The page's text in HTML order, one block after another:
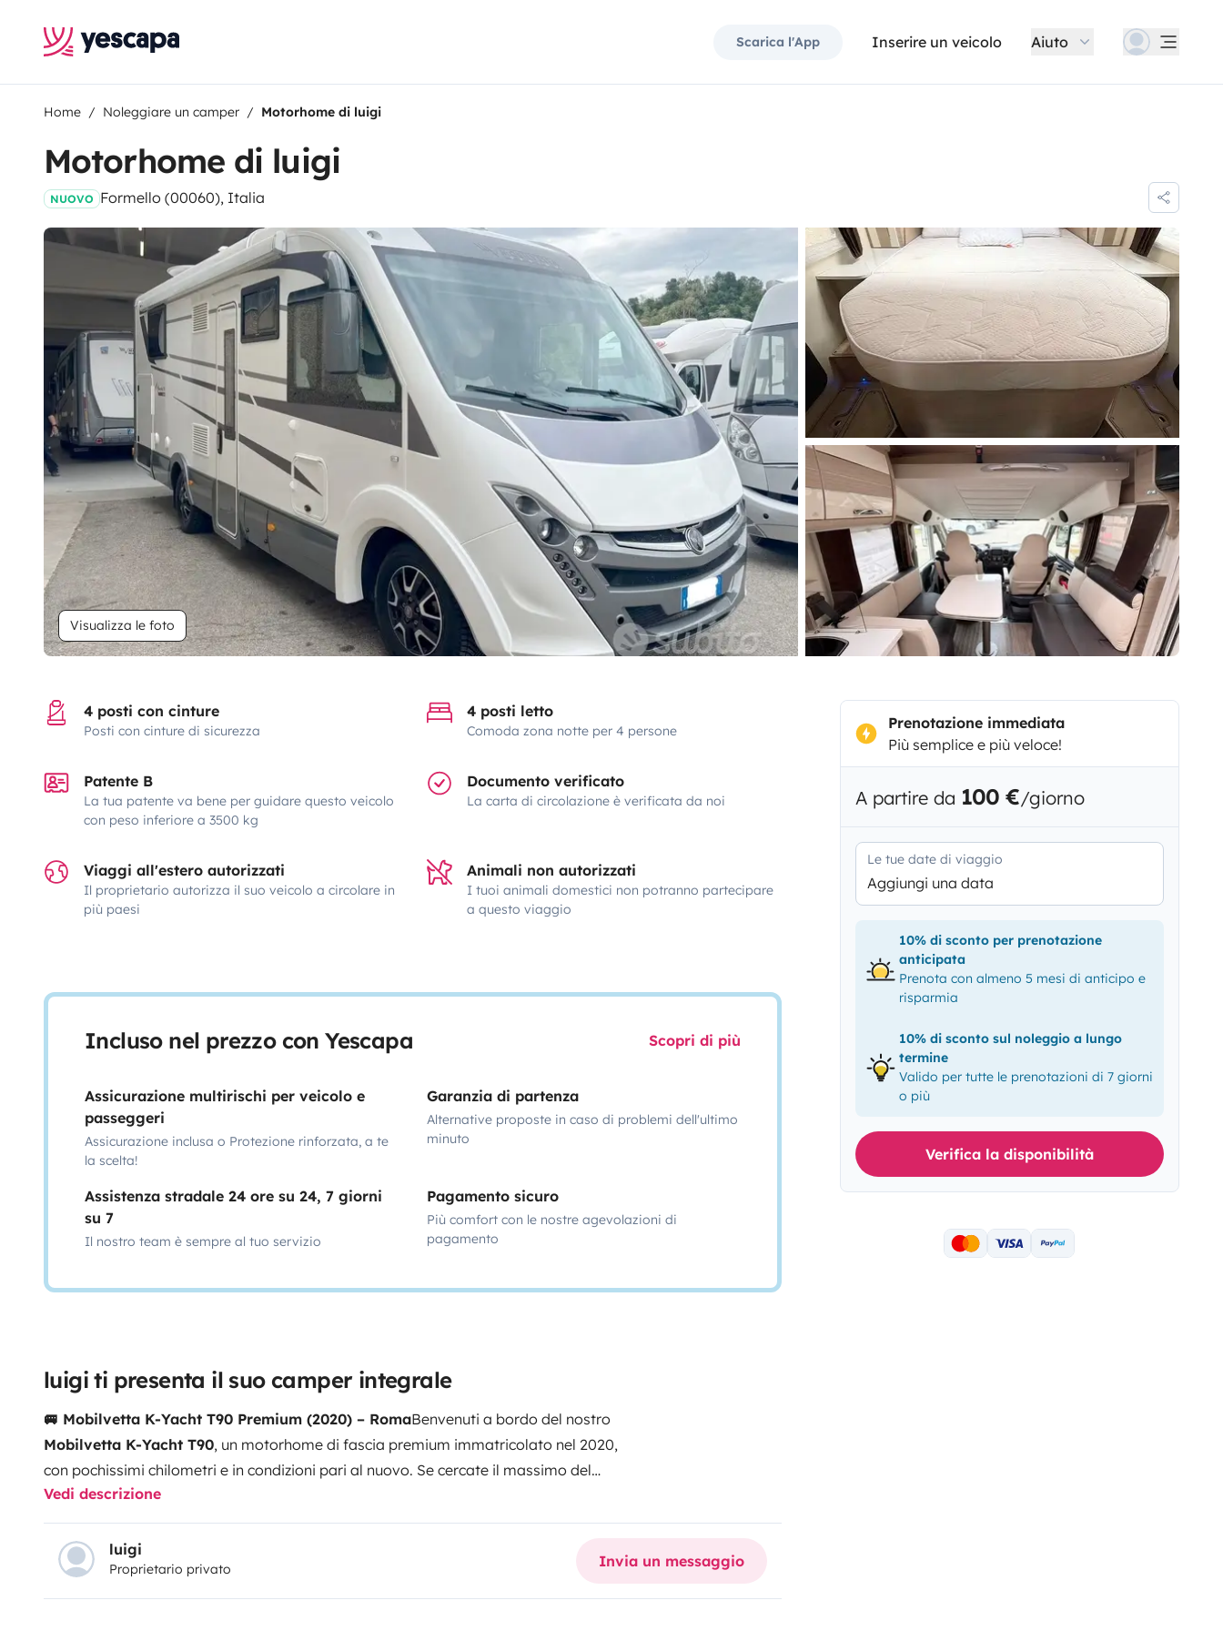
Scarica l'App Inserire un veicolo Aiuto
Home Noleggiare un camper Motorhome di luigi
Motorhome di luigi
NUOVO Formello (00060), Italia
Visualizza le foto
4 posti con cinture
Posti con cinture di sicurezza
4 posti letto
Comoda zona notte per 4 persone
Patente B
La tua patente va bene per guidare questo veicolo
con peso inferiore a 3500 kg
Documento verificato
La carta di circolazione è verificata da noi
Viaggi all'estero autorizzati
Il proprietario autorizza il suo veicolo a circolare in
più paesi
Animali non autorizzati
I tuoi animali domestici non potranno partecipare
a questo viaggio
Incluso nel prezzo con Yescapa Scopri di più
Assicurazione multirischi per veicolo e
passeggeri
Assicurazione inclusa o Protezione rinforzata, a te
la scelta!
Garanzia di partenza
Alternative proposte in caso di problemi dell'ultimo
minuto
Assistenza stradale 24 ore su 24, 7 giorni
su 7
Il nostro team è sempre al tuo servizio
Pagamento sicuro
Più comfort con le nostre agevolazioni di
pagamento
luigi ti presenta il suo camper integrale
🚐 Mobilvetta K-Yacht T90 Premium (2020) – RomaBenvenuti a bordo del nostro
Mobilvetta K-Yacht T90, un motorhome di fascia premium immatricolato nel 2020,
con pochissimi chilometri e in condizioni pari al nuovo. Se cercate il massimo del
comfort, dell'eleganza italiana e della tecnologia, questo è il mezzo ideale per
viaggiare in prima classe e godere della vita all'aperto.Il mezzo viene consegnato
sempre pulito, controllato e pronto per partire. Prima della partenza dedichiamo tutto
il tempo necessario per spiegarvi il funzionamento del camper, così potrete iniziare il
vostro viaggio in totale tranquillità, anche se è la vostra prima esperienza.📍
Vedi descrizione
luigi
Proprietario privato Invia un messaggio
Prenotazione immediata
Più semplice e più veloce!
A partire da 100 €/giorno
Le tue date di viaggio
Aggiungi una data
10% di sconto per prenotazione
anticipata
Prenota con almeno 5 mesi di anticipo e
risparmia
10% di sconto sul noleggio a lungo
termine
Valido per tutte le prenotazioni di 7 giorni
o più
Verifica la disponibilità